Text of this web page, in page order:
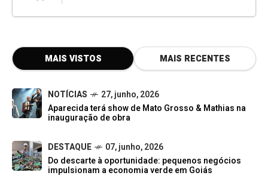
MAIS VISTOS MAIS RECENTES
NOTÍCIAS
27, junho, 2026
Aparecida terá show de Mato Grosso & Mathias na
inauguração de obra
DESTAQUE
07, junho, 2026
Do descarte à oportunidade: pequenos negócios
impulsionam a economia verde em Goiás